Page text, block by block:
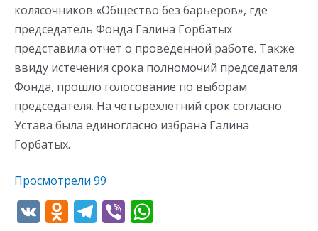
колясочников «Общество без барьеров», где
председатель Фонда Галина Горбатых
представила отчет о проведенной работе. Также
ввиду истечения срока полномочий председателя
Фонда, прошло голосование по выборам
председателя. На четырехлетний срок согласно
Устава была единогласно избрана Галина
Горбатых.
Просмотрели 99
V O T Vi